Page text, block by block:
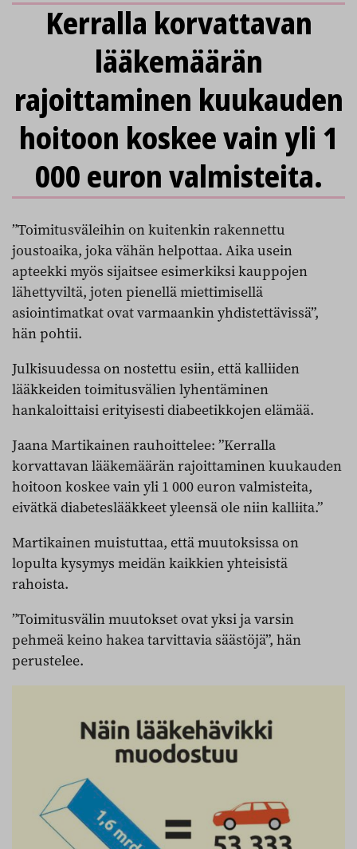
Kerralla korvattavan
lääkemäärän
rajoittaminen kuukauden
hoitoon koskee vain yli 1
000 euron valmisteita.
”Toimitusväleihin on kuitenkin rakennettu
joustoaika, joka vähän helpottaa. Aika usein
apteekki myös sijaitsee esimerkiksi kauppojen
lähettyviltä, joten pienellä miettimisellä
asiointimatkat ovat varmaankin yhdistettävissä”,
hän pohtii.
Julkisuudessa on nostettu esiin, että kalliiden
lääkkeiden toimitusvälien lyhentäminen
hankaloittaisi erityisesti diabeetikkojen elämää.
Jaana Martikainen rauhoittelee: ”Kerralla
korvattavan lääkemäärän rajoittaminen kuukauden
hoitoon koskee vain yli 1 000 euron valmisteita,
eivätkä diabeteslääkkeet yleensä ole niin kalliita.”
Martikainen muistuttaa, että muutoksissa on
lopulta kysymys meidän kaikkien yhteisistä
rahoista.
”Toimitusvälin muutokset ovat yksi ja varsin
pehmeä keino hakea tarvittavia säästöjä”, hän
perustelee.